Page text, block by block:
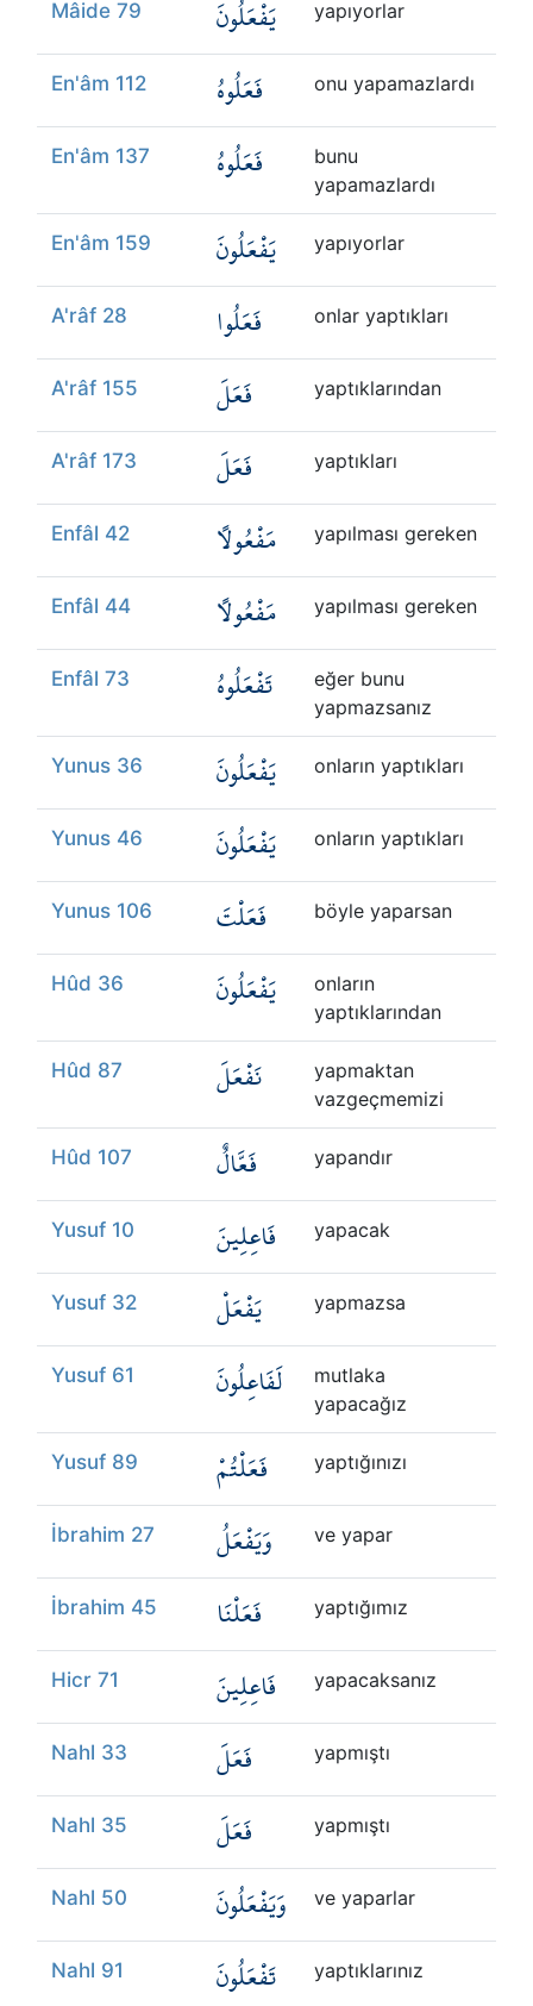
Mâide 79 يَفْعَلُونَ yapıyorlar
En'âm 112 فَعَلُوهُ onu yapamazlardı
En'âm 137 فَعَلُوهُ
bunu
yapamazlardı
En'âm 159 يَفْعَلُونَ yapıyorlar
A'râf 28 فَعَلُوا onlar yaptıkları
A'râf 155 فَعَلَ yaptıklarından
A'râf 173 فَعَلَ yaptıkları
Enfâl 42 مَفْعُولًا yapılması gereken
Enfâl 44 مَفْعُولًا yapılması gereken
Enfâl 73 تَفْعَلُوهُ
eğer bunu
yapmazsanız
Yunus 36 يَفْعَلُونَ onların yaptıkları
Yunus 46 يَفْعَلُونَ onların yaptıkları
Yunus 106 فَعَلْتَ böyle yaparsan
Hûd 36 يَفْعَلُونَ
onların
yaptıklarından
Hûd 87 نَفْعَلَ
yapmaktan
vazgeçmemizi
Hûd 107 فَعَّالٌ yapandır
Yusuf 10 فَاعِلِينَ yapacak
Yusuf 32 يَفْعَلْ yapmazsa
Yusuf 61 لَفَاعِلُونَ
mutlaka
yapacağız
Yusuf 89 فَعَلْتُمْ yaptığınızı
İbrahim 27 وَيَفْعَلُ ve yapar
İbrahim 45 فَعَلْنَا yaptığımız
Hicr 71 فَاعِلِينَ yapacaksanız
Nahl 33 فَعَلَ yapmıştı
Nahl 35 فَعَلَ yapmıştı
Nahl 50 وَيَفْعَلُونَ ve yaparlar
Nahl 91 تَفْعَلُونَ yaptıklarınız